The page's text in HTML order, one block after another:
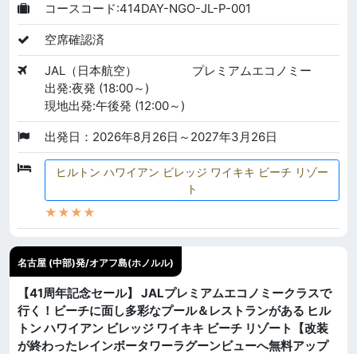
コースコード:414DAY-NGO-JL-P-001
空席確認済
JAL（日本航空）
プレミアムエコノミー
出発:夜発 (18:00～)
現地出発:午後発 (12:00～)
出発日：2026年8月26日～2027年3月26日
ヒルトン ハワイアン ビレッジ ワイキキ ビーチ リゾー
ト
★★★★
名古屋 (中部)発/オアフ島(ホノルル)
【41周年記念セール】 JALプレミアムエコノミークラスで
行く！ビーチに面し多彩なプール＆レストランがある ヒル
トン ハワイアン ビレッジ ワイキキ ビーチ リゾート【改装
が終わったレインボータワーラグーンビューへ無料アップ